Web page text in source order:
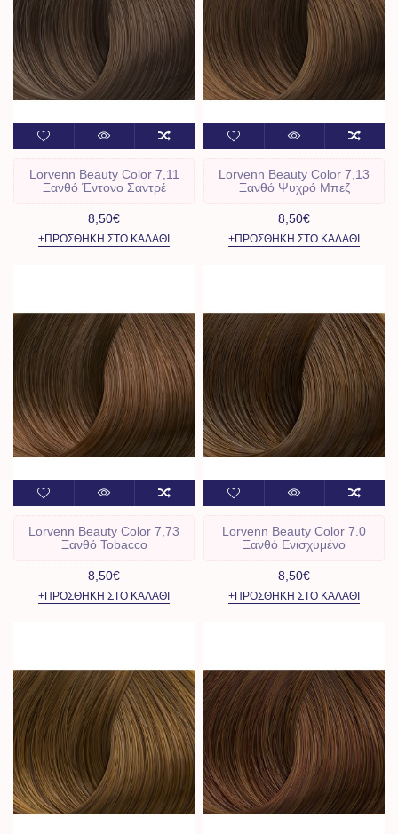
Lorvenn Beauty Color 7,11
Ξανθό Έντονο Σαντρέ
8,50€
+ΠΡΟΣΘΉΚΗ ΣΤΟ ΚΑΛΆΘΙ
Lorvenn Beauty Color 7,13
Ξανθό Ψυχρό Μπεζ
8,50€
+ΠΡΟΣΘΉΚΗ ΣΤΟ ΚΑΛΆΘΙ
Lorvenn Beauty Color 7,73
Ξανθό Tobacco
8,50€
+ΠΡΟΣΘΉΚΗ ΣΤΟ ΚΑΛΆΘΙ
Lorvenn Beauty Color 7.0
Ξανθό Ενισχυμένο
8,50€
+ΠΡΟΣΘΉΚΗ ΣΤΟ ΚΑΛΆΘΙ